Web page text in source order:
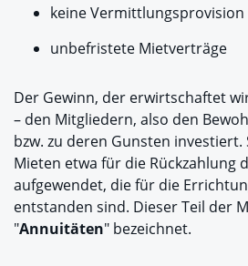
keine Vermittlungsprovision
unbefristete Mietverträge
Der Gewinn, der erwirtschaftet
– den Mitgliedern, also den
bzw. zu deren Gunsten investiert.
Mieten etwa für die Rückzahlung
aufgewendet, die für die
entstanden sind. Dieser Teil der
"Annuitäten" bezeichnet.